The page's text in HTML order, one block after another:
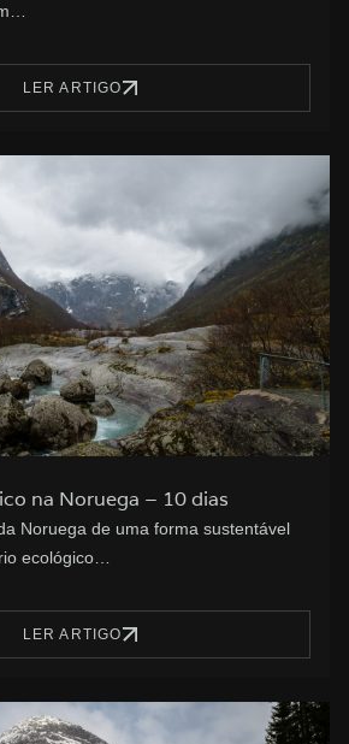
LER ARTIGO
na Noruega – 10 dias
Noruega de uma forma sustentável
ecológico…
LER ARTIGO